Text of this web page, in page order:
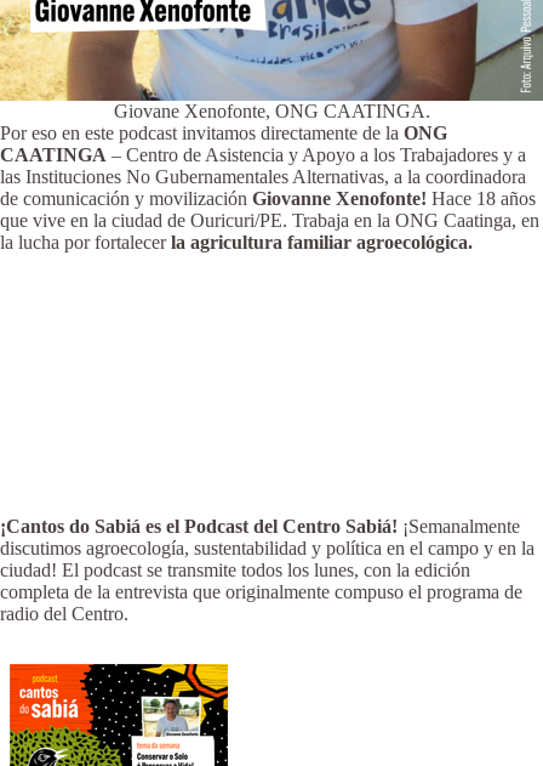
Giovane Xenofonte, ONG CAATINGA.
Por eso en este podcast invitamos directamente de la ONG
CAATINGA – Centro de Asistencia y Apoyo a los Trabajadores y a
las Instituciones No Gubernamentales Alternativas, a la coordinadora
de comunicación y movilización Giovanne Xenofonte! Hace 18 años
que vive en la ciudad de Ouricuri/PE. Trabaja en la ONG Caatinga, en
la lucha por fortalecerla agricultura familiar agroecológica.
¡Cantos do Sabiá es el Podcast del Centro Sabiá! ¡Semanalmente
discutimos agroecología, sustentabilidad y política en el campo y en la
ciudad! El podcast se transmite todos los lunes, con la edición
completa de la entrevista que originalmente compuso el programa de
radio del Centro.